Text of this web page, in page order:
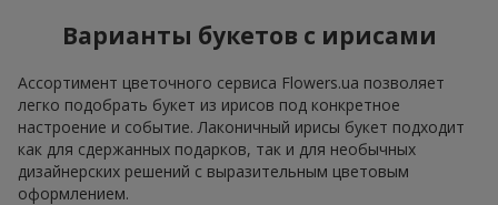
Варианты букетов с ирисами
Ассортимент цветочного сервиса Flowers.ua позволяет
легко подобрать букет из ирисов под конкретное
настроение и событие. Лаконичный ирисы букет подходит
как для сдержанных подарков, так и для необычных
дизайнерских решений с выразительным цветовым
оформлением.